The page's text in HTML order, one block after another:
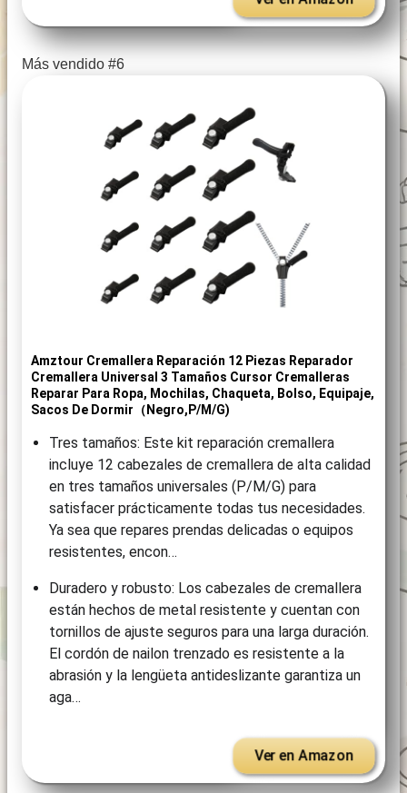
Más vendido #6
Amztour Cremallera Reparación 12 Piezas Reparador
Cremallera Universal 3 Tamaños Cursor Cremalleras
Reparar Para Ropa, Mochilas, Chaqueta, Bolso, Equipaje,
Sacos De Dormir（Negro,P/M/G)
Tres tamaños: Este kit reparación cremallera
incluye 12 cabezales de cremallera de alta calidad
en tres tamaños universales (P/M/G) para
satisfacer prácticamente todas tus necesidades.
Ya sea que repares prendas delicadas o equipos
resistentes, encon…
Duradero y robusto: Los cabezales de cremallera
están hechos de metal resistente y cuentan con
tornillos de ajuste seguros para una larga duración.
El cordón de nailon trenzado es resistente a la
abrasión y la lengüeta antideslizante garantiza un
aga…
Ver en Amazon